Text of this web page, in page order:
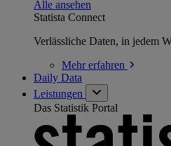
Alle ansehen
Statista Connect
Verlässliche Daten, in jedem
Mehrerfahren
Daily Data
Leistungen
Das Statistik Portal